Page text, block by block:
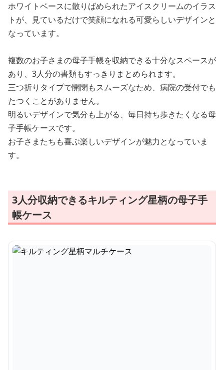
ホワイトベースに散りばめられたアイスクリームのイラス
トが、見ているだけで笑顔になれる可愛らしいデザインと
なっています。
複数のお子さまの母子手帳を収納できる十分なスペースが
あり、3人分の書類もすっきりまとめられます。
三つ折りタイプで開閉もスムーズなため、病院の受付でも
たつくことがありません。
明るいデザインで気分も上がる、毎日持ち歩きたくなる母
子手帳ケースです。
お子さまたちも喜ぶ楽しいデザインが魅力となっていま
す。
3人分収納できるキルティング星柄の母子手
帳ケース